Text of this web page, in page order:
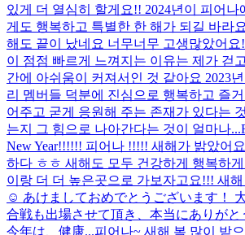
있게 더 열심히 할게요!! 2024년이 피어나
게도 행복하고 특별한 한 해가 되길 바라
해도 끝이 났네요 너무너무 고생많았어
이 점점 빠르게 느껴지는 이유는 제가 걷
간에 아쉬움이 커져서인 것 같아요 2023
리 멤버들 덕분에 진심으로 행복하고 즐
어주고 굳게 응원해 주는 존재가 있다는
는지 그 힘으로 나아간다는 것이 얼마나...
New Year!!!!!! 피어나 !!!!! 새해가 밝았어
하다 ㅎㅎ 새해도 모두 건강하게 행복하
이랑 더 더 높은곳으로 가보자고요!!! 새
☺️ あけましておめでとうございます！
合戦も出場させて頂き、本当にありが
今年は、健康...피어나~ 새해 복 많이 받